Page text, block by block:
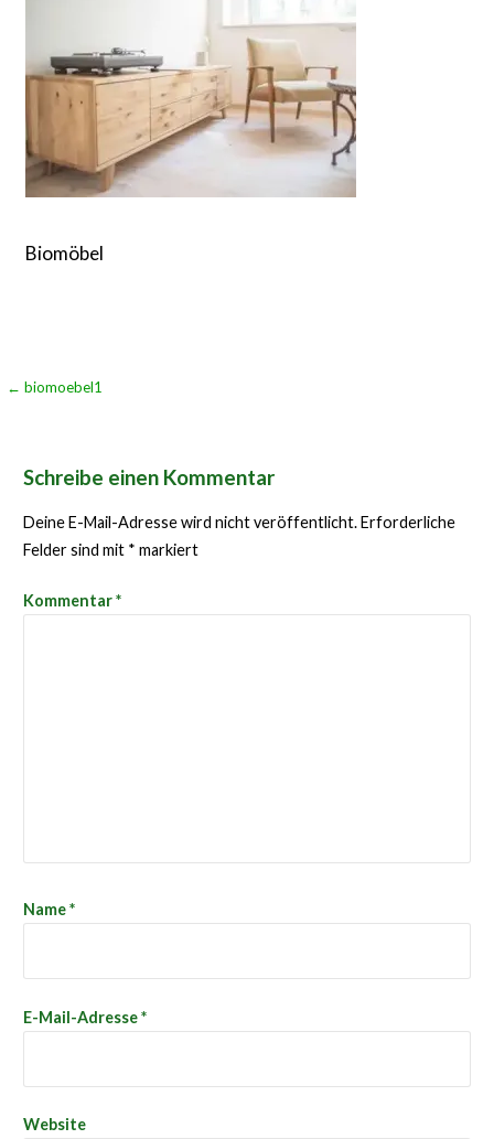
Biomöbel
Beitragsnavigation
← biomoebel1
Schreibe einen Kommentar
Deine E-Mail-Adresse wird nicht veröffentlicht.Erforderliche
Felder sind mit * markiert
Kommentar*
Name*
E-Mail-Adresse*
Website